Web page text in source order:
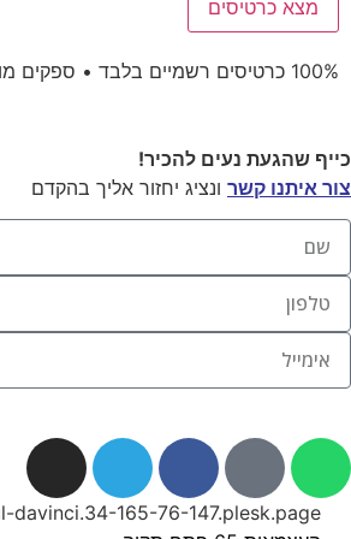
מצא כרטיסים
100% כרטיסים רשמיים בלבד • ספקים מורשים • הזמנה מאובטחת • אישור הזמנה מידי
כייף שהגעת נעים להכיר!
צור איתנו קשר ונציג יחזור אליך בהקדם
davinci.34-165-76-147.plesk.page